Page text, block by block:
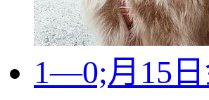
1—0;月15